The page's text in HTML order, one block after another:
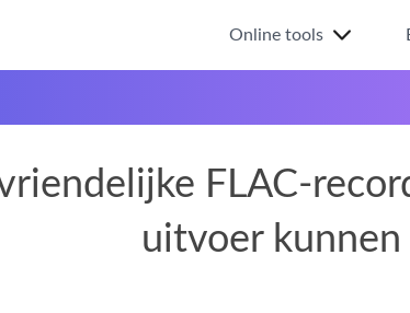
Online tools
FLAC-
uitvoer kunnen